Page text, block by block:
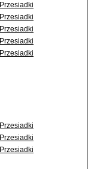
Przesiadki
Przesiadki
Przesiadki
Przesiadki
Przesiadki
Przesiadki
Przesiadki
Przesiadki